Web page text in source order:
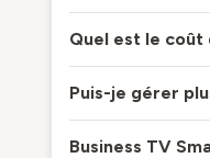
Quel est le
Puis-je gérer
Business TV